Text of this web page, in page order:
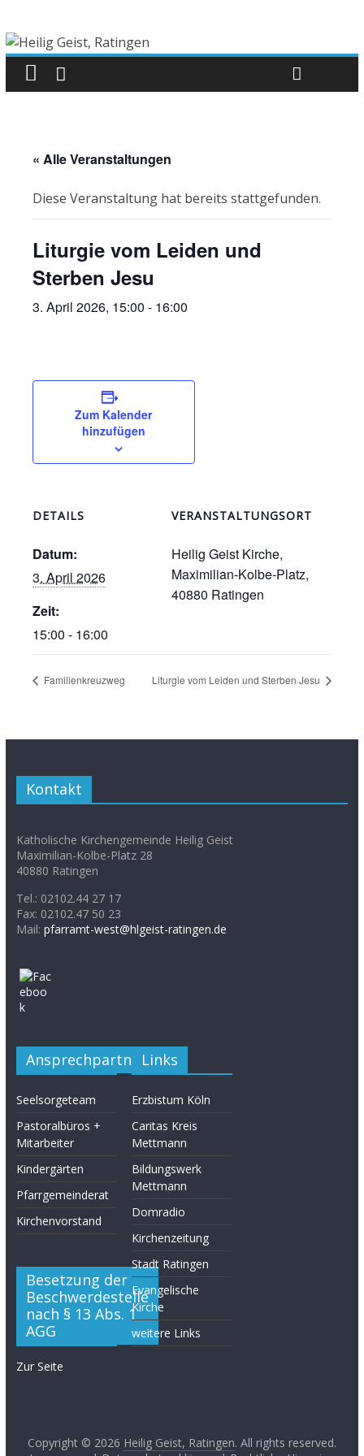
« Alle Veranstaltungen
Diese Veranstaltung hat bereits stattgefunden.
Liturgie vom Leiden und
Sterben Jesu
3. April 2026, 15:00 - 16:00
Zum Kalender
hinzufügen
DETAILS
Datum:
3. April 2026
Zeit:
15:00 - 16:00
VERANSTALTUNGSORT
Heilig Geist Kirche,
Maximilian-Kolbe-Platz,
40880 Ratingen
Familienkreuzweg Liturgie vom Leiden und Sterben Jesu
Kontakt
Katholische Kirchengemeinde Heilig Geist
Maximilian-Kolbe-Platz 28
40880 Ratingen
Tel.: 02102.44 27 17
Fax: 02102.47 50 23
Mail: pfarramt-west@hlgeist-ratingen.de
Ansprechpartner
Seelsorgeteam
Pastoralbüros +
Mitarbeiter
Kindergärten
Pfarrgemeinderat
Kirchenvorstand
Besetzung der
Beschwerdestelle
nach § 13 Abs. 1
AGG
Zur Seite
Links
Erzbistum Köln
Caritas Kreis
Mettmann
Bildungswerk
Mettmann
Domradio
Kirchenzeitung
Stadt Ratingen
Evangelische
Kirche
weitere Links
Copyright © 2026 Heilig Geist, Ratingen. All rights reserved.